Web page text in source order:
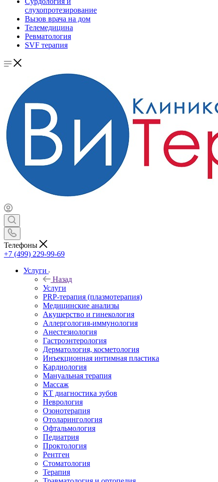
слухопротезирование
Вызов врача на дом
Телемедицина
Ревматология
SVF терапия
Телефоны
+7 (499) 229-99-69
Услуги
Назад
Услуги
PRP-терапия (плазмотерапия)
Медицинские анализы
Акушерство и гинекология
Аллергология-иммунология
Анестезиология
Гастроэнтерология
Дерматология, косметология
Инъекционная интимная пластика
Кардиология
Мануальная терапия
Массаж
КТ диагностика зубов
Неврология
Озонотерапия
Отоларингология
Офтальмология
Педиатрия
Проктология
Рентген
Стоматология
Терапия